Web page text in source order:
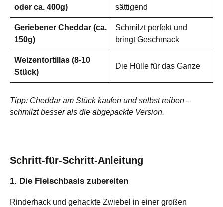
oder ca. 400g)
sättigend
Geriebener Cheddar (ca.
150g)
Schmilzt perfekt und
bringt Geschmack
Weizentortillas (8-10
Stück)
Die Hülle für das Ganze
Tipp: Cheddar am Stück kaufen und selbst reiben –
schmilzt besser als die abgepackte Version.
Schritt-für-Schritt-Anleitung
1. Die Fleischbasis zubereiten
Rinderhack und gehackte Zwiebel in einer großen